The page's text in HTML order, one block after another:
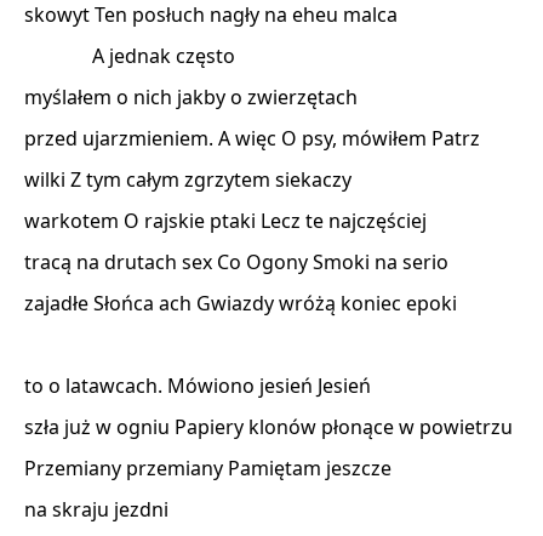
skowyt Ten posłuch nagły na eheu malca
              A jednak często
myślałem o nich jakby o zwierzętach
przed ujarzmieniem. A więc O psy, mówiłem Patrz
wilki Z tym całym zgrzytem siekaczy
warkotem O rajskie ptaki Lecz te najczęściej
tracą na drutach sex Co Ogony Smoki na serio
zajadłe Słońca ach Gwiazdy wróżą koniec epoki
to o latawcach. Mówiono jesień Jesień
szła już w ogniu Papiery klonów płonące w powietrzu
Przemiany przemiany Pamiętam jeszcze
na skraju jezdni